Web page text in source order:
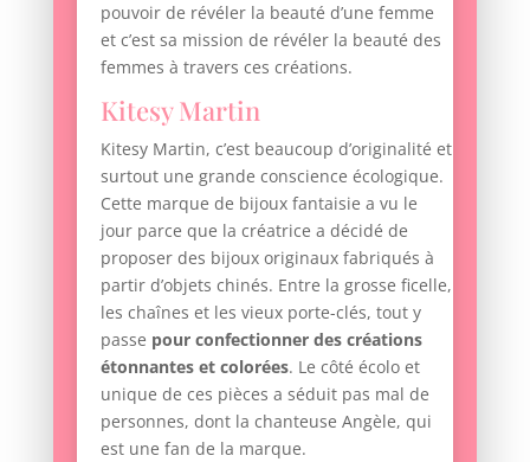
pouvoir de révéler la beauté d’une femme
et c’est sa mission de révéler la beauté des
femmes à travers ces créations.
Kitesy Martin
Kitesy Martin, c’est beaucoup d’originalité et
surtout une grande conscience écologique.
Cette marque de bijoux fantaisie a vu le
jour parce que la créatrice a décidé de
proposer des bijoux originaux fabriqués à
partir d’objets chinés. Entre la grosse ficelle,
les chaînes et les vieux porte-clés, tout y
passe pour confectionner des créations
étonnantes et colorées. Le côté écolo et
unique de ces pièces a séduit pas mal de
personnes, dont la chanteuse Angèle, qui
est une fan de la marque.